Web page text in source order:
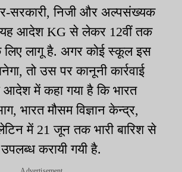
सरकारी, निजी और अल्पसंख्यक
आदेश KG से लेकर 12वीं तक
लागू है. अगर कोई स्कूल इस
तो उस पर कानूनी कार्रवाई
आदेश में कहा गया है कि भारत
भारत मौसम विज्ञान केन्द्र,
में 21 जून तक भारी बारिश से
करायी गयी है.